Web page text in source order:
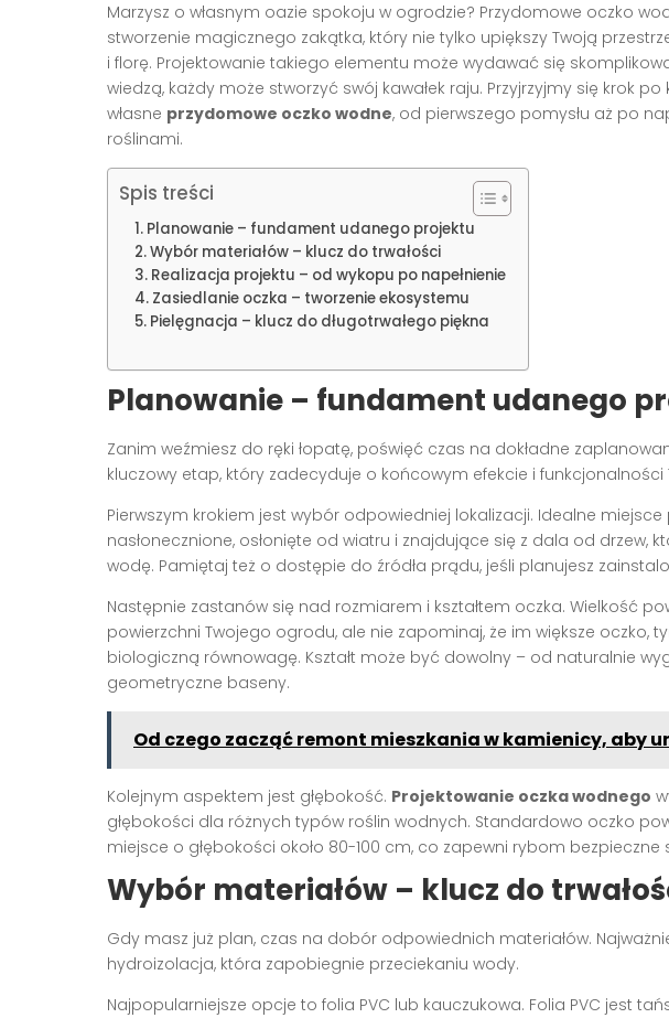
Marzysz o własnym oazie spokoju w ogrodzie? Przydomowe oczko
stworzenie magicznego zakątka, który nie tylko upiększy Twoją
i florę. Projektowanie takiego elementu może wydawać się
wiedzą, każdy może stworzyć swój kawałek raju. Przyjrzyjmy się krok
własne przydomowe oczko wodne, od pierwszego pomysłu aż po
roślinami.
Spis treści
Planowanie – fundament udanego projektu
Wybór materiałów – klucz do trwałości
Realizacja projektu – od wykopu po napełnienie
Zasiedlanie oczka – tworzenie ekosystemu
Pielęgnacja – klucz do długotrwałego piękna
Planowanie – fundament udanego
Zanim weźmiesz do ręki łopatę, poświęć czas na dokładne
kluczowy etap, który zadecyduje o końcowym efekcie i
Pierwszym krokiem jest wybór odpowiedniej lokalizacji. Idealne
nasłonecznione, osłonięte od wiatru i znajdujące się z dala od drzew,
wodę. Pamiętaj też o dostępie do źródła prądu, jeśli planujesz
Następnie zastanów się nad rozmiarem i kształtem oczka. Wielkość
powierzchni Twojego ogrodu, ale nie zapominaj, że im większe oczko,
biologiczną równowagę. Kształt może być dowolny – od naturalnie
geometryczne baseny.
Od czego zacząć remont mieszkania w kamienicy, aby
Kolejnym aspektem jest głębokość. Projektowanie oczka wodnego
głębokości dla różnych typów roślin wodnych. Standardowo oczko
miejsce o głębokości około 80-100 cm, co zapewni rybom bezpieczne
Wybór materiałów – klucz do
Gdy masz już plan, czas na dobór odpowiednich materiałów.
hydroizolacja, która zapobiegnie przeciekaniu wody.
Najpopularniejsze opcje to folia PVC lub kauczukowa. Folia PVC jest